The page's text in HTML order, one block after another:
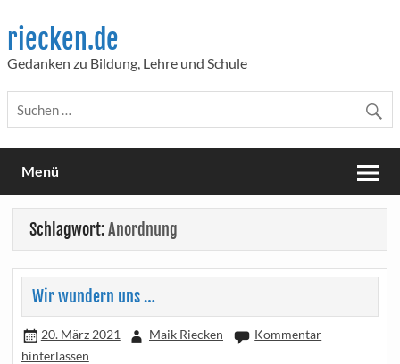
content
riecken.de
Gedanken zu Bildung, Lehre und Schule
Menü
Schlagwort:Anordnung
Wir wundern uns …
20. März 2021 Maik Riecken
Kommentar
hinterlassen